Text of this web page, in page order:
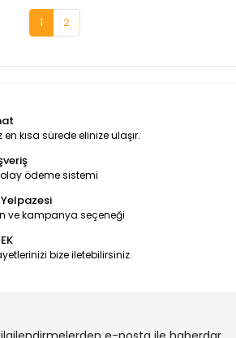
1 2
kısa sürede elinize ulaşır.
ödeme sistemi
ve kampanya seçeneği
bize iletebilirsiniz.